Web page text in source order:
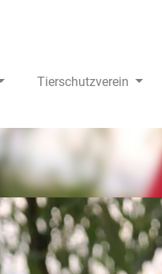
Tierschutzverein